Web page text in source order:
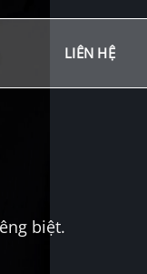
LIÊN HỆ
biệt.